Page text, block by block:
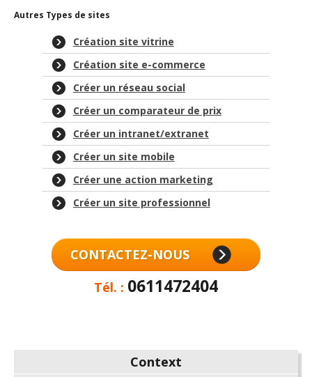
Autres Types de sites
Création site vitrine
Création site e-commerce
Créer un réseau social
Créer un comparateur de prix
Créer un intranet/extranet
Créer un site mobile
Créer une action marketing
Créer un site professionnel
CONTACTEZ-NOUS
Tél. : 0611472404
Context